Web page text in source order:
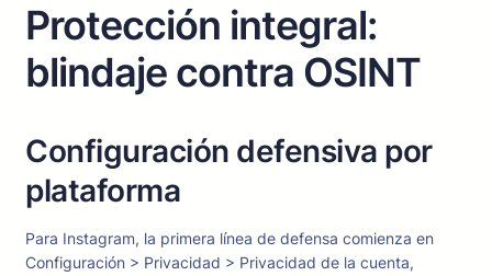
Protección integral:
blindaje contra OSINT
Configuración defensiva por
plataforma
Para Instagram, la primera línea de defensa comienza en
Configuración > Privacidad > Privacidad de la cuenta,